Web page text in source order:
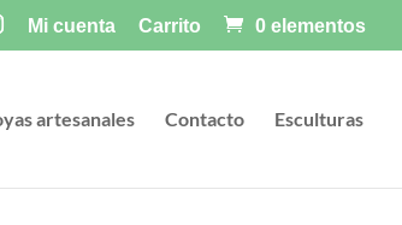
Mi cuenta Carrito 0 elementos
artesanales Contacto Esculturas